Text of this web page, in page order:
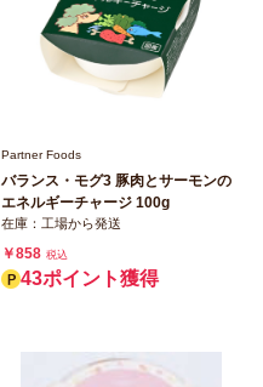
Partner Foods
バランス・モグ3 豚肉とサーモンの
エネルギーチャージ 100g
在庫：工場から発送
￥858 税込
43ポイント獲得